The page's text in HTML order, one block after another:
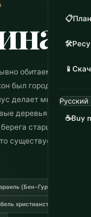
📋
🛠️
📱
☕Buy
обитаемых
был городом,
делает мыло с
деревья в
старше
существует
(Бен-Гурион)
христианства